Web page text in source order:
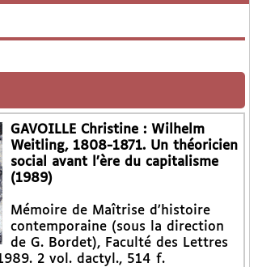
GAVOILLE Christine : Wilhelm
Weitling, 1808-1871. Un théoricien
social avant l’ère du capitalisme
(1989)
Mémoire de Maîtrise d’histoire
contemporaine (sous la direction
de G. Bordet), Faculté des Lettres
2 vol. dactyl., 514 f.